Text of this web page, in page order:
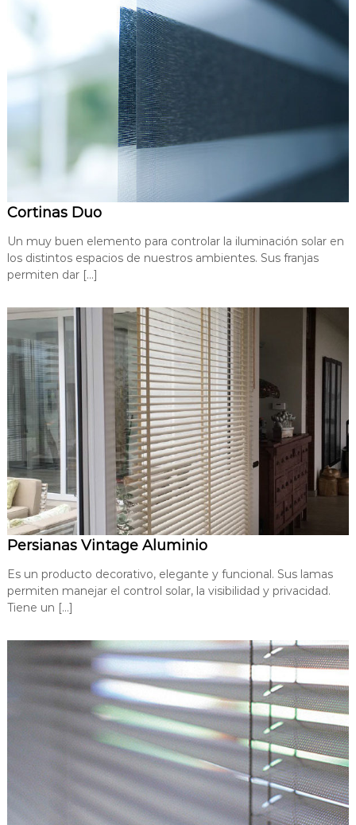
Cortinas Duo
Un muy buen elemento para controlar la iluminación solar en
los distintos espacios de nuestros ambientes. Sus franjas
permiten dar […]
Persianas Vintage Aluminio
Es un producto decorativo, elegante y funcional. Sus lamas
permiten manejar el control solar, la visibilidad y privacidad.
Tiene un […]